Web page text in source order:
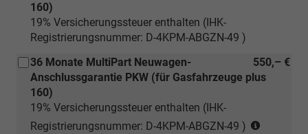
160)
19% Versicherungssteuer enthalten (IHK-
Registrierungsnummer: D-4KPM-ABGZN-49 )
550,– €
36 Monate MultiPart Neuwagen-
Anschlussgarantie PKW (für Gasfahrzeuge plus
160)
19% Versicherungssteuer enthalten (IHK-
Registrierungsnummer: D-4KPM-ABGZN-49 )